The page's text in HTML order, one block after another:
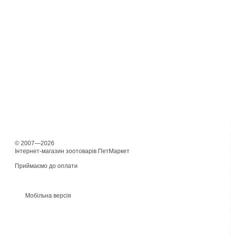
© 2007—2026
Інтернет-магазин зоотоварів ПетМаркет
Приймаємо до оплати
Мобільна версія